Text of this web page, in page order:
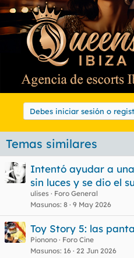
Debes iniciar sesión o
Temas similares
Intentó ayudar a
sin luces y se dio el
ulises
Foro General
Masunos 8 9 May 2026
Toy Story 5: las
Pionono
Foro Cine
Masunos 16 22 Jun 2026